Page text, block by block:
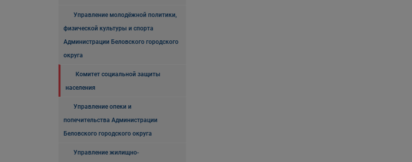
Управление молодёжной политики,
физической культуры и спорта
Администрации Беловского городского
округа
Комитет социальной защиты
населения
Управление опеки и
попечительства Администрации
Беловского городского округа
Управление жилищно-